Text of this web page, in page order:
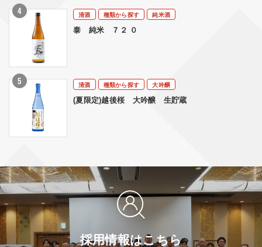
清酒 種類から探す
純米酒
泰 純米 ７２ ０
清酒 種類から探す
大吟醸
(夏限定)越後桜 大吟醸 生貯蔵
採用情報はこちら